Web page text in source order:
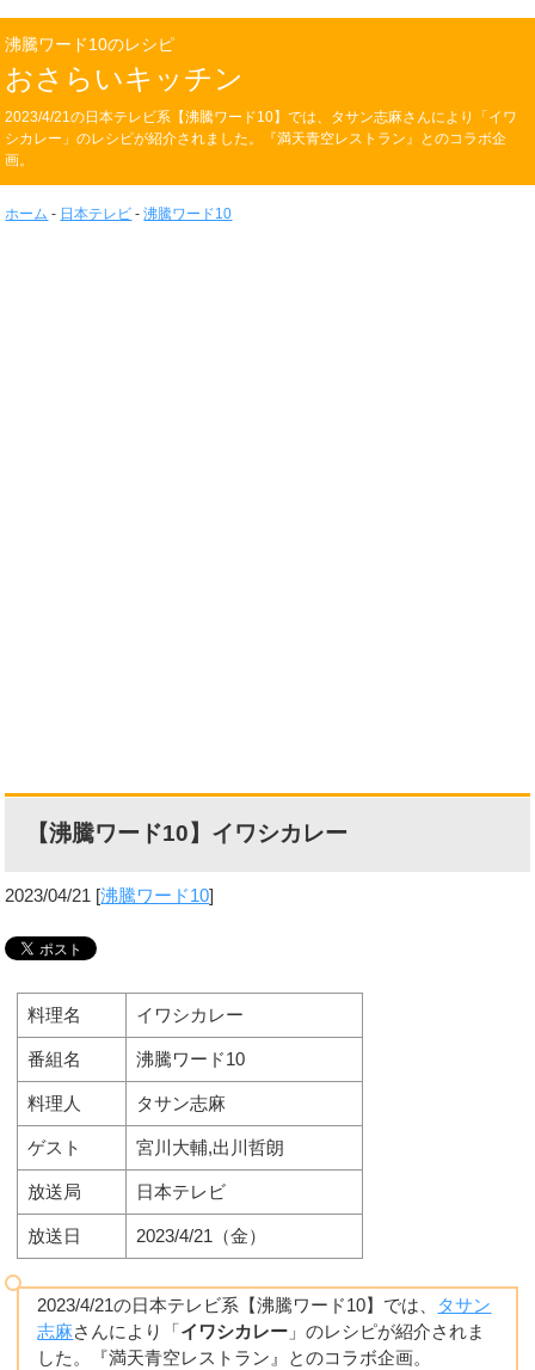
沸騰ワード10のレシピ
おさらいキッチン
2023/4/21の日本テレビ系【沸騰ワード10】では、タサン志麻さんにより「イワ
シカレー」のレシピが紹介されました。『満天青空レストラン』とのコラボ企
画。
ホーム - 日本テレビ -沸騰ワード10
【沸騰ワード10】イワシカレー
2023/04/21 [沸騰ワード10]
料理名 イワシカレー
番組名 沸騰ワード10
料理人 タサン志麻
ゲスト 宮川大輔,出川哲朗
放送局 日本テレビ
放送日 2023/4/21（金）
2023/4/21の日本テレビ系【沸騰ワード10】では、 タサン
志麻さんにより「イワシカレー 」のレシピが紹介されま
した。『満天青空レストラン』とのコラボ企画。